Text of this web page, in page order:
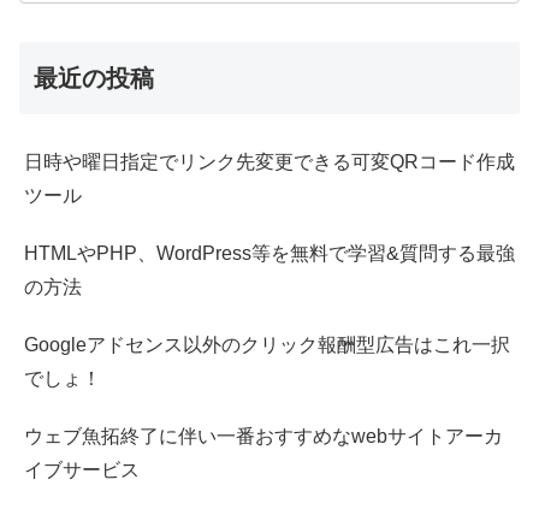
最近の投稿
日時や曜日指定でリンク先変更できる可変QRコード作成
ツール
HTMLやPHP、WordPress等を無料で学習&質問する最強
の方法
Googleアドセンス以外のクリック報酬型広告はこれ一択
でしょ！
ウェブ魚拓終了に伴い一番おすすめなwebサイトアーカ
イブサービス